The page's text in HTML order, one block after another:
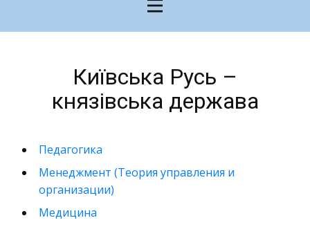
Київська Русь –
князівська держава
Педагогика
Менеджмент (Теория управления и
организации)
Медицина